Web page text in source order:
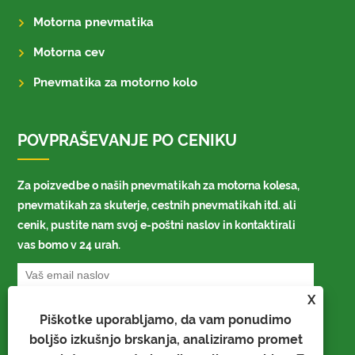
X
Piškotke uporabljamo, da vam ponudimo
boljšo izkušnjo brskanja, analiziramo promet
Motorna pnevmatika
Motorna cev
Pnevmatika za motorno kolo
POVPRAŠEVANJE PO CENIKU
Za poizvedbe o naših pnevmatikah za motorna kolesa,
pnevmatikah za skuterje, cestnih pnevmatikah itd. ali
cenik, pustite nam svoj e-poštni naslov in kontaktirali
vas bomo v 24 urah.